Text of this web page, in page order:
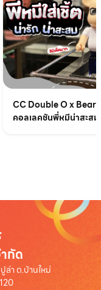
CC Double O x
คอลเลคชันพี่หมีน่าสะสม
กัด
ล่า ต.บ้านใหม่